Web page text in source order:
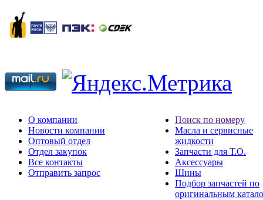
О компании
Новости компании
Оптовый отдел
Отдел закупок
Все контакты
Отправить запрос
Поиск по номеру
Масла и сервисные
жидкости
Запчасти для Т.О.
Аксессуары
Шины
Подбор запчастей по
оригинальным